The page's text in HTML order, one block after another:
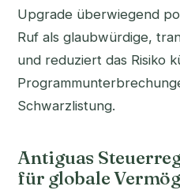
Upgrade überwiegend
Ruf als glaubwürdige,
und reduziert das Risiko
Schwarzlistung.
Antiguas
für globale